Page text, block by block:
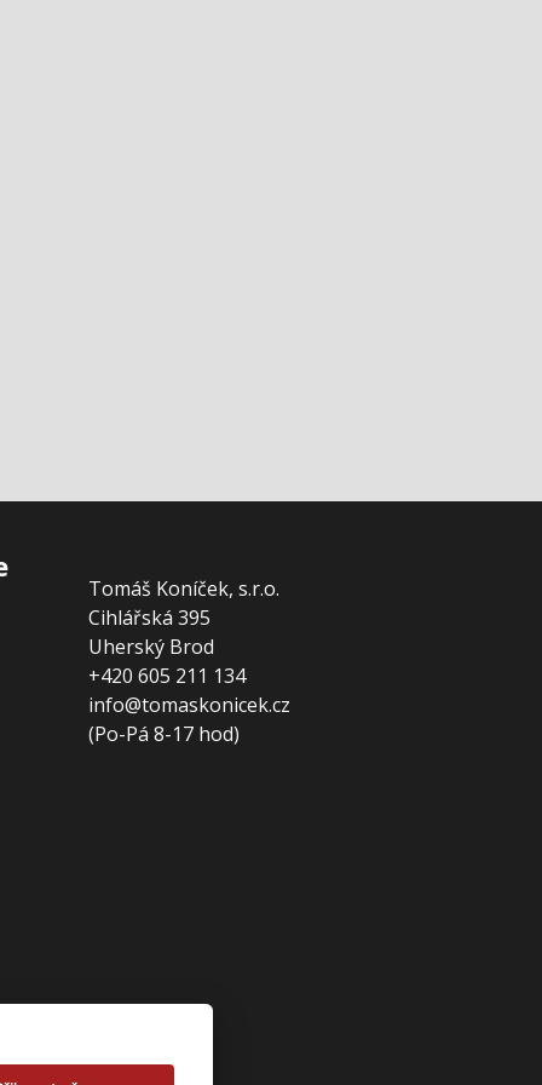
Tomáš Koníček, s.r.o.
Cihlářská 395
Uherský Brod
+420 605 211 134
info@tomaskonicek.cz
(Po-Pá 8-17 hod)